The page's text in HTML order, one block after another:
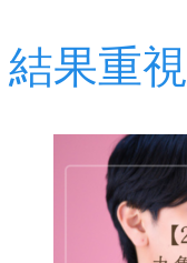
結果重視